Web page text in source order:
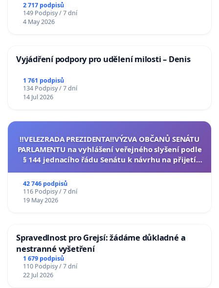
2 717 podpisů
149 Podpisy / 7 dní
4 May 2026
Vyjádření podpory pro udělení milosti – Denis
1 761 podpisů
134 Podpisy / 7 dní
14 Jul 2026
‼️VELEZRADA PREZIDENTA‼️VÝZVA OBČANŮ SENÁTU
PARLAMENTU na vyhlášení veřejného slyšení podle
§ 144 jednacího řádu Senátu k návrhu na přijetí
42 746 podpisů
116 Podpisy / 7 dní
19 May 2026
Spravedlnost pro Grejsí: žádáme důkladné a
nestranné vyšetření
1 679 podpisů
110 Podpisy / 7 dní
22 Jul 2026